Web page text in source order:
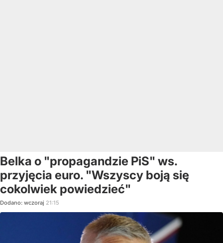
Belka o "propagandzie PiS" ws.
przyjęcia euro. "Wszyscy boją się
cokolwiek powiedzieć"
Dodano: wczoraj 21:15